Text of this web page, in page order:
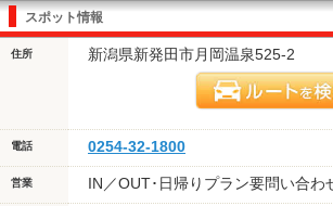
スポット情報
住所 新潟県新発田市月岡温泉525-2
電話 0254-32-1800
営業 IN／OUT･日帰りプラン要問い合わ